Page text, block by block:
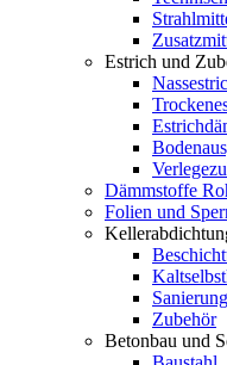
Estrich und
Dämmstoffe
Folien und
Sanierung
Zubehör
Betonbau und